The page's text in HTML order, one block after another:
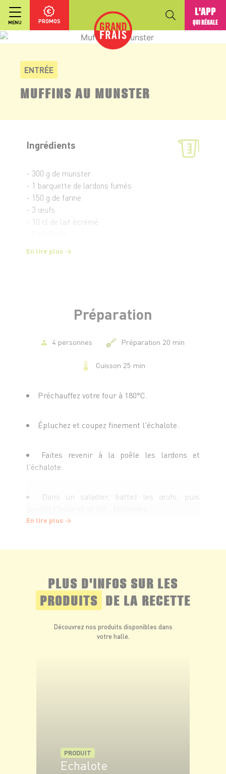
MENU PROMOS
L'APP
QUI RÉGALE
ENTRÉE
MUFFINS AU MUNSTER
Ingrédients
- 300 g de munster
- 1 barquette de lardons fumés
- 150 g de farine
- 3 œufs
- 10 cl de lait écrémé
- 1 échalote
En lire plus
Préparation
4 personnes Préparation 20 min
Cuisson 25 min
Préchauffez votre four à 180°C.
Épluchez et coupez finement l'échalote.
Faites revenir à la poêle les lardons et
l'échalote.
Dans un saladier, battez les œufs, puis
poivre. Mélangez délicatement. La pâte doit être
Coupez le munster en petits morceaux et
incorporez-les à la préparation. Ajoutez les
En lire plus
PLUS D'INFOS SUR LES
PRODUITS DE LA RECETTE
Découvrez nos produits disponibles dans
votre halle.
PRODUIT
Echalote